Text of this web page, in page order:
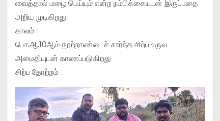
வைத்தால் மழை பெய்யும் என்ற நம்பிக்கையுடன் இருப்பதை
அறிய முடிகிறது.
காலம் :
பொ.ஆ.10ஆம் நூற்றாண்டைச் சார்ந்த சிற்ப உருவ
அமைதியுடன் காணப்படுகிறது
சிற்ப தோற்றம் :